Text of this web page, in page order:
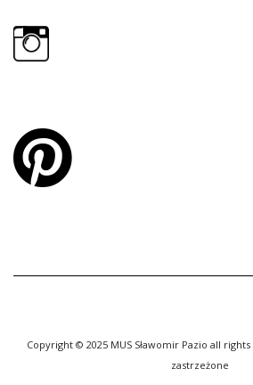
Copyright © 2025 MUS Sławomir Pazio all
zastrzeżone